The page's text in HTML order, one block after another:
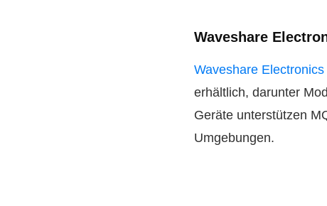
Waveshare
Waveshare
erhältlich, darunter
Geräte unterstützen
Umgebungen.